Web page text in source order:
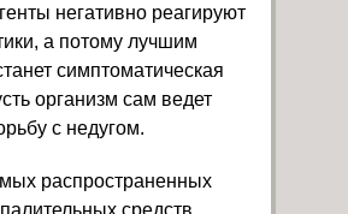
негативно реагируют
а потому лучшим
симптоматическая
организм сам ведет
с недугом.
распространенных
средств